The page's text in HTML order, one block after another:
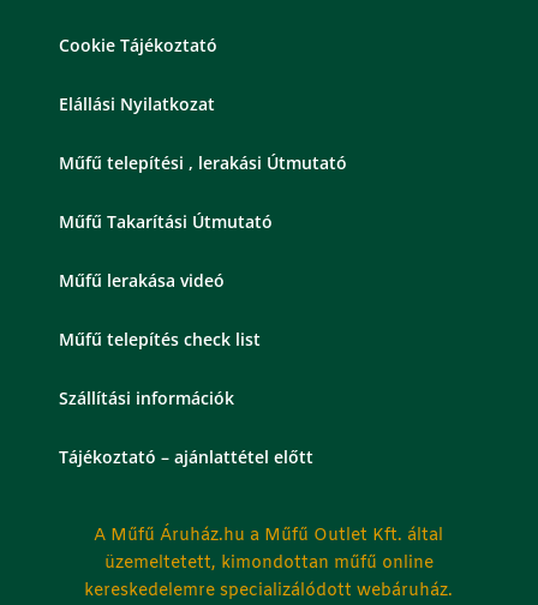
Cookie Tájékoztató
Elállási Nyilatkozat
Műfű telepítési , lerakási Útmutató
Műfű Takarítási Útmutató
Műfű lerakása videó
Műfű telepítés check list
Szállítási információk
Tájékoztató – ajánlattétel előtt
A Műfű Áruház.hu a Műfű Outlet Kft. által
üzemeltetett, kimondottan műfű online
kereskedelemre specializálódott webáruház.